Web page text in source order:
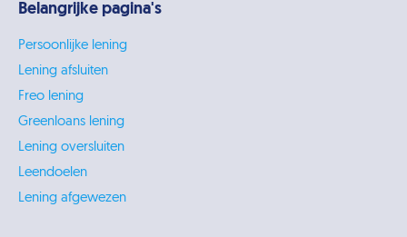
Belangrijke pagina's
Persoonlijke lening
Lening afsluiten
Freo lening
Greenloans lening
Lening oversluiten
Leendoelen
Lening afgewezen